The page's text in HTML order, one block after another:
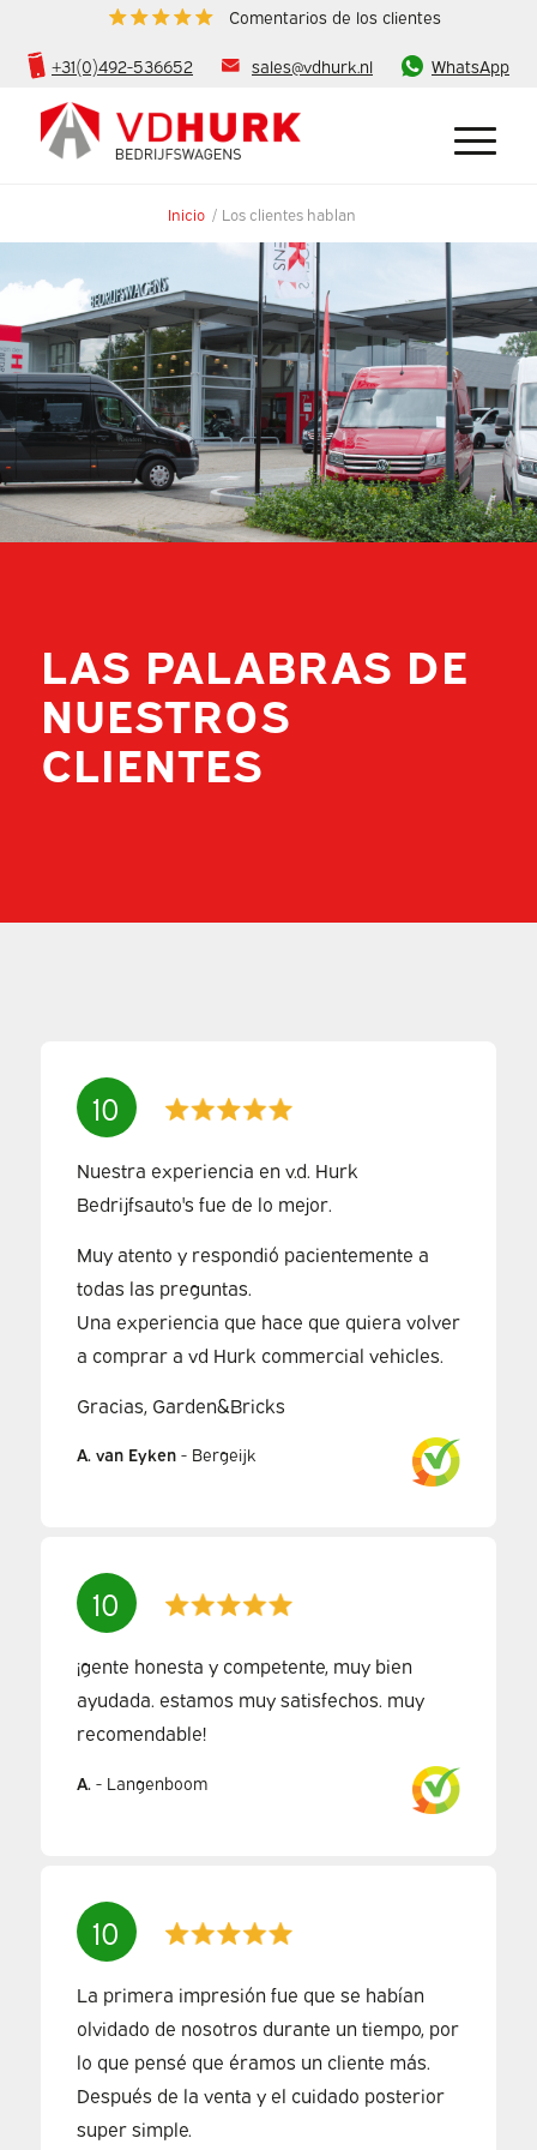
Comentarios de los clientes
+31(0)492-536652 sales@vdhurk.nl WhatsApp
Inicio / Los clientes hablan
LAS PALABRAS DE
NUESTROS
CLIENTES
10
Nuestra experiencia en v.d. Hurk
Bedrijfsauto's fue de lo mejor.
Muy atento y respondió pacientemente a
todas las preguntas.
Una experiencia que hace que quiera volver
a comprar a vd Hurk commercial vehicles.
Gracias, Garden&Bricks
A. van Eyken- Bergeijk
10
¡gente honesta y competente, muy bien
ayudada. estamos muy satisfechos. muy
recomendable!
A.- Langenboom
10
La primera impresión fue que se habían
olvidado de nosotros durante un tiempo, por
lo que pensé que éramos un cliente más.
Después de la venta y el cuidado posterior
super simple.